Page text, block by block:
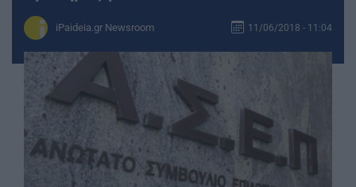
iPaideia.gr Newsroom 11/06/2018 - 11:04